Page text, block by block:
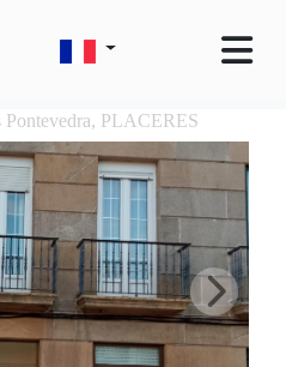
Pontevedra, PLACERES